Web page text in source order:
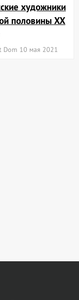
художники
половины XX
Dom 10 мая 2021